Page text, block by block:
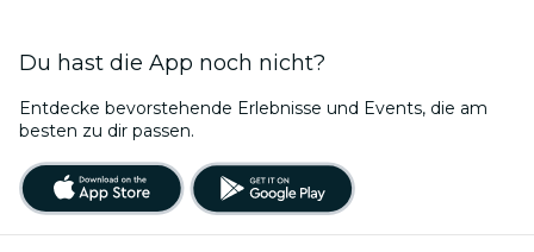
Du hast die App noch nicht?
Entdecke bevorstehende Erlebnisse und Events, die am
besten zu dir passen.